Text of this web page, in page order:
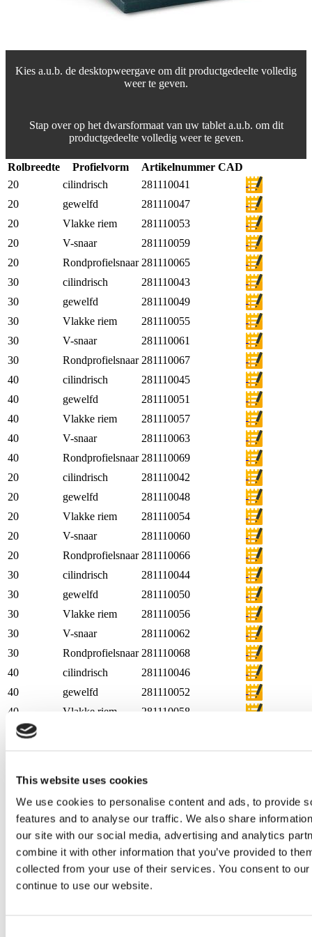
This website uses cookies
We use cookies to personalise content and ads, to provide
features and to analyse our traffic. We also share
our site with our social media, advertising and analytics
combine it with other information that you’ve provided to
collected from your use of their services. You consent to
continue to use our website.
Kies a.u.b. de desktopweergave om dit productgedeelte volledig
weer te geven.
Stap over op het dwarsformaat van uw tablet a.u.b. om dit
productgedeelte volledig weer te geven.
Rolbreedte Profielvorm Artikelnummer CAD
20
cilindrisch
281110041
20
gewelfd
281110047
20
Vlakke riem
281110053
20
V-snaar
281110059
20
Rondprofielsnaar 281110065
30
cilindrisch
281110043
30
gewelfd
281110049
30
Vlakke riem
281110055
30
V-snaar
281110061
30
Rondprofielsnaar 281110067
40
cilindrisch
281110045
40
gewelfd
281110051
40
Vlakke riem
281110057
40
V-snaar
281110063
40
Rondprofielsnaar 281110069
20
cilindrisch
281110042
20
gewelfd
281110048
20
Vlakke riem
281110054
20
V-snaar
281110060
20
Rondprofielsnaar 281110066
30
cilindrisch
281110044
30
gewelfd
281110050
30
Vlakke riem
281110056
30
V-snaar
281110062
30
Rondprofielsnaar 281110068
40
cilindrisch
281110046
40
gewelfd
281110052
40
Vlakke riem
281110058
40